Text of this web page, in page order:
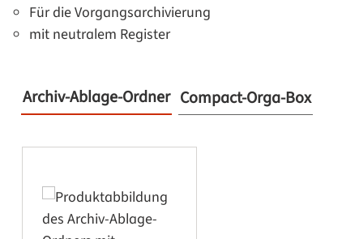
Für die Vorgangsarchivierung
mit neutralem Register
Archiv-Ablage-Ordner Compact-Orga-Box
Produktgalerie überspringen